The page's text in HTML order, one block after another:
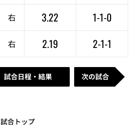
右 3.22 1-1-0
右 2.19 2-1-1
試合日程・結果 次の試合
試合トップ